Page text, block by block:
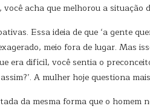
acha que melhorou a situação
Essa ideia de que ‘a gente
meio fora de lugar. Mas
era difícil, você sentia o
A mulher hoje questiona
da mesma forma que o homem